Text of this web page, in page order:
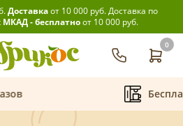
Доставкаот 10 000 руб.Доставка по
МКАД - бесплатноот 10 000 руб.
0